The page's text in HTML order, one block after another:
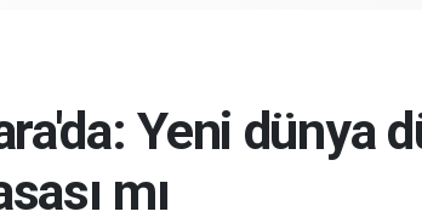
Yeni dünya
mı